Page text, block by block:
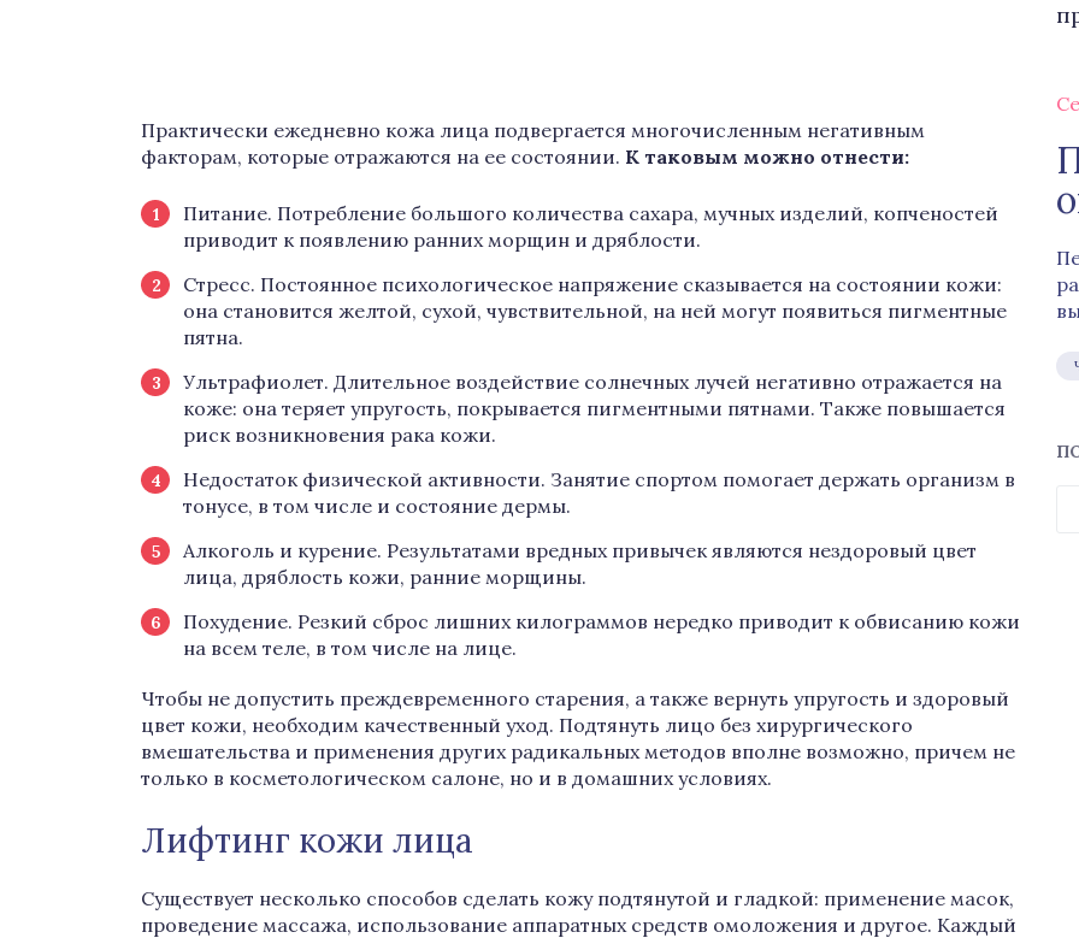
Практически ежедневно кожа лица подвергается многочисленным негативным
факторам, которые отражаются на ее состоянии. К таковым можно отнести:
Питание. Потребление большого количества сахара, мучных изделий, копченостей
приводит к появлению ранних морщин и дряблости.
Стресс. Постоянное психологическое напряжение сказывается на состоянии кожи:
она становится желтой, сухой, чувствительной, на ней могут появиться пигментные
пятна.
Ультрафиолет. Длительное воздействие солнечных лучей негативно отражается на
коже: она теряет упругость, покрывается пигментными пятнами. Также повышается
риск возникновения рака кожи.
Недостаток физической активности. Занятие спортом помогает держать организм в
тонусе, в том числе и состояние дермы.
Алкоголь и курение. Результатами вредных привычек являются нездоровый цвет
лица, дряблость кожи, ранние морщины.
Похудение. Резкий сброс лишних килограммов нередко приводит к обвисанию кожи
на всем теле, в том числе на лице.
Чтобы не допустить преждевременного старения, а также вернуть упругость и здоровый
цвет кожи, необходим качественный уход. Подтянуть лицо без хирургического
вмешательства и применения других радикальных методов вполне возможно, причем не
только в косметологическом салоне, но и в домашних условиях.
Лифтинг кожи лица
Существует несколько способов сделать кожу подтянутой и гладкой: применение масок,
проведение массажа, использование аппаратных средств омоложения и другое. Каждый